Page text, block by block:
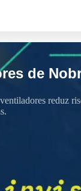
de
reduz